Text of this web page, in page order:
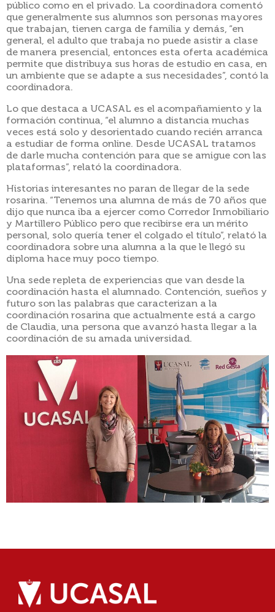
público como en el privado. La coordinadora comentó
que generalmente sus alumnos son personas mayores
que trabajan, tienen carga de familia y demás, “en
general, el adulto que trabaja no puede asistir a clase
de manera presencial, entonces esta oferta académica
permite que distribuya sus horas de estudio en casa, en
un ambiente que se adapte a sus necesidades”, contó la
coordinadora.
Lo que destaca a UCASAL es el acompañamiento y la
formación continua, “el alumno a distancia muchas
veces está solo y desorientado cuando recién arranca
a estudiar de forma online. Desde UCASAL tratamos
de darle mucha contención para que se amigue con las
plataformas”, relató la coordinadora.
Historias interesantes no paran de llegar de la sede
rosarina. “Tenemos una alumna de más de 70 años que
dijo que nunca iba a ejercer como Corredor Inmobiliario
y Martillero Público pero que recibirse era un mérito
personal, solo quería tener el colgado el título”, relató la
coordinadora sobre una alumna a la que le llegó su
diploma hace muy poco tiempo.
Una sede repleta de experiencias que van desde la
coordinación hasta el alumnado. Contención, sueños y
futuro son las palabras que caracterizan a la
coordinación rosarina que actualmente está a cargo
de Claudia, una persona que avanzó hasta llegar a la
coordinación de su amada universidad.